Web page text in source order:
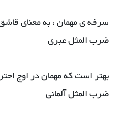
سرفه ی مهمان ، به معنای
ضرب المثل عبری
بهتر است که مهمان در اوج
ضرب المثل آلمانی